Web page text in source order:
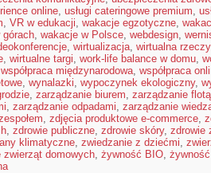
online, usługi cateringowe premium,
, VR w edukacji, wakacje egzotyczne,
górach, wakacje w Polsce, webdesign,
, wirtualizacja, wirtualna
, wirtualne targi, work-life balance w domu,
współpraca międzynarodowa, współpraca
, wynalazki, wypoczynek ekologiczny,
, zarządzanie biurem, zarządzanie flotą
, zarządzanie odpadami, zarządzanie
, zdjęcia produktowe e-commerce,
, zdrowie publiczne, zdrowie skóry, zdrowie
klimatyczne, zwiedzanie z dziećmi,
zwierząt domowych, żywność BIO,